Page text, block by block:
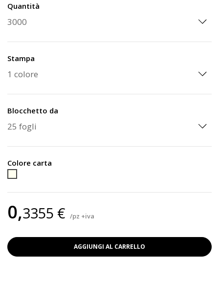
Quantità
Stampa
Blocchetto da
Colore carta
Carta
0,3355 € /pz +iva
AGGIUNGI AL CARRELLO